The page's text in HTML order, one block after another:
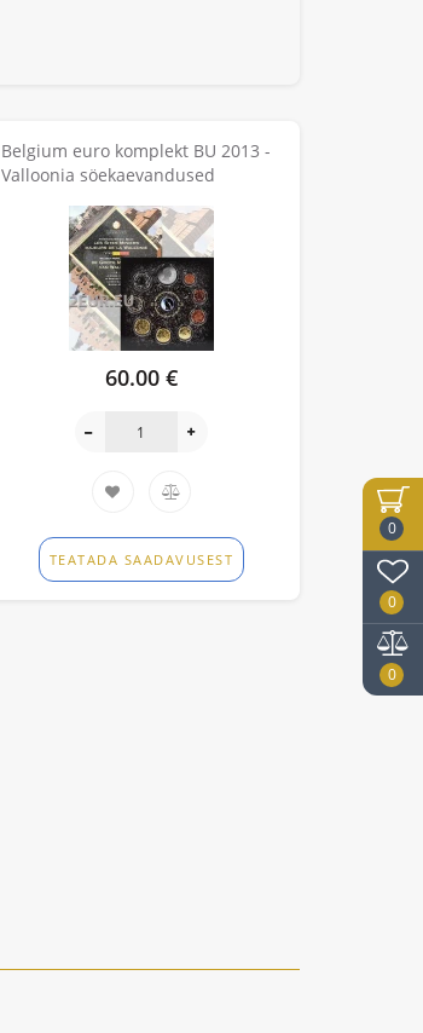
0
0
0
Belgium euro komplekt BU 2013 -
Valloonia söekaevandused
60.00 €
TEATADA SAADAVUSEST